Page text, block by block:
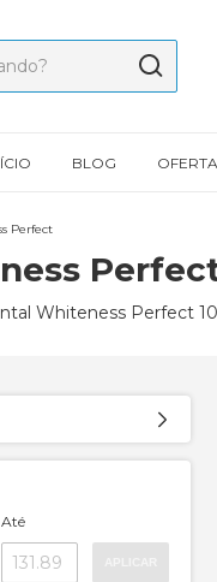
BLOG
Perfect
Whiteness Perfect
Até